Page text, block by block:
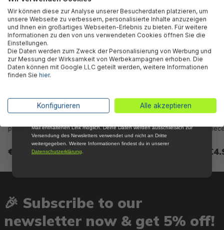
Bestway® Spare Part Hose
pools and filter units
€12.85*
Polysphere™ filtration balls
🎉 Subscribe to our
newsletter now & get 5% off!
Wir können diese zur Analyse unserer Besucherdaten platzieren, um
unsere Webseite zu verbessern, personalisierte Inhalte anzuzeigen
und Ihnen ein großartiges Webseiten-Erlebnis zu bieten. Für weitere
Informationen zu den von uns verwendeten Cookies öffnen Sie die
Einstellungen.
Die Daten werden zum Zweck der Personalisierung von Werbung und
zur Messung der Wirksamkeit von Werbekampagnen erhoben. Die
Daten können mit Google LLC geteilt werden, weitere Informationen
finden Sie hier.
Konfigurieren Alle akzeptieren
Abonniere jetzt unseren kostenlosen
Newsletter, verpasse keine Neuigkeiten und
Aktionen mehr und sichere Dir 5 %
Willkommensrabatt auf nicht reduzierte Ware
bei Deiner ersten Bestellung !*
Email
*Mit der Anmeldung zum Newsletter stimmst du zu, regelmäßig per E-
Mail über aktuelle Angebote, Aktionen und Produktneuheiten
Mail enthaltenen Link möglich. Deine Daten werden ausschließlich zur
Versendung des Newsletters verwendet und nicht an Dritte
weitergegeben. Weitere Informationen findest du in unserer
Datenschutzerklärung